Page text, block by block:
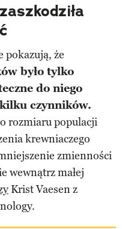
pokazują, że
było tylko
do niego
kilku czynników.
rozmiaru populacji
krewniaczego
zmienności
wewnątrz małej
Krist Vaesen z